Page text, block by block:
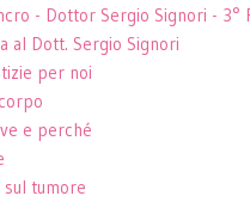
- Dottor Sergio Signori - 3°
al Dott. Sergio Signori
per noi
e perché
tumore